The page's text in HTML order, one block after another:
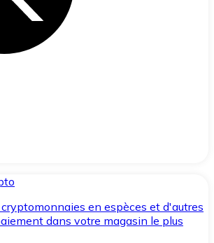
en espèces et d'autres
dans votre magasin le plus